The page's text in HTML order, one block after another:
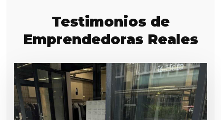
Testimonios de
Emprendedoras Reales